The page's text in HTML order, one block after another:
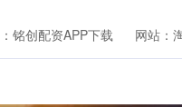
铭创配资APP下载 网站：